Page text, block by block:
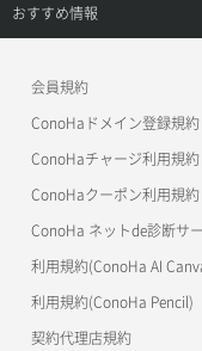
APIドキュメントVPS3.0
ご利用ガイド
サポートトップ
おすすめ情報
美雲このは徹底ガイド
会員規約
ConoHaドメイン登録規約
ConoHaチャージ利用規約
ConoHaクーポン利用規約
ConoHa ネットde診断サ
利用規約(ConoHa AI
利用規約(ConoHa Pencil)
契約代理店規約